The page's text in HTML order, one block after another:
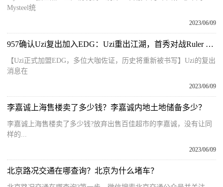
Mysteel统
2023/06/09
957确认Uzi复出加入EDG：Uzi重出江湖，首秀对战Ruler 每日关注
【Uzi正式加盟EDG，多位大咖佐证，历史将重新被书写】Uzi的复出
消息在
2023/06/09
李嘉诚上海售楼卖了多少钱？李嘉诚内地土地储备多少？
李嘉诚上海售楼卖了多少钱?放弃出售百佳超市的李嘉诚，没有让同
样的...
2023/06/09
北京路况交通在哪查询？北京为什么堵车？